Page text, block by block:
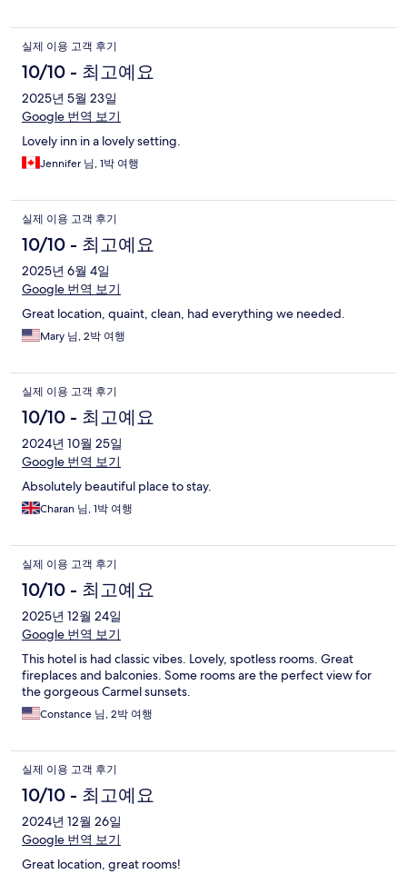
실제 이용 고객 후기
10/10 - 최고예요
2025년 5월 23일
Google 번역 보기
Lovely inn in a lovely setting.
Jennifer 님, 1박 여행
실제 이용 고객 후기
10/10 - 최고예요
2025년 6월 4일
Google 번역 보기
Great location, quaint, clean, had everything we needed.
Mary 님, 2박 여행
실제 이용 고객 후기
10/10 - 최고예요
2024년 10월 25일
Google 번역 보기
Absolutely beautiful place to stay.
Charan 님, 1박 여행
실제 이용 고객 후기
10/10 - 최고예요
2025년 12월 24일
Google 번역 보기
This hotel is had classic vibes. Lovely, spotless rooms. Great
fireplaces and balconies. Some rooms are the perfect view for
the gorgeous Carmel sunsets.
Constance 님, 2박 여행
실제 이용 고객 후기
10/10 - 최고예요
2024년 12월 26일
Google 번역 보기
Great location, great rooms!